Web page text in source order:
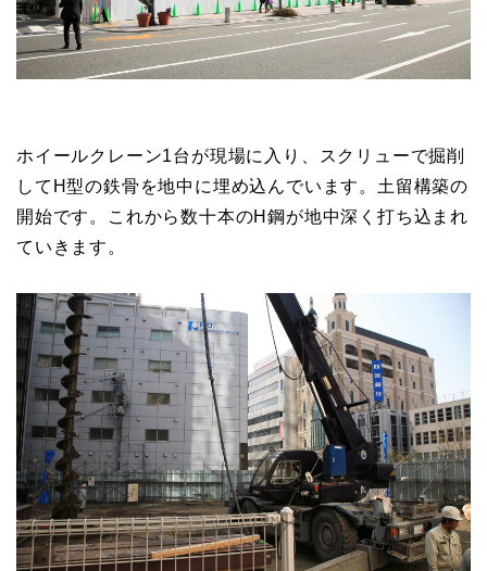
ホイールクレーン1台が現場に入り、スクリューで掘削
してH型の鉄骨を地中に埋め込んでいます。土留構築の
開始です。これから数十本のH鋼が地中深く打ち込まれ
ていきます。